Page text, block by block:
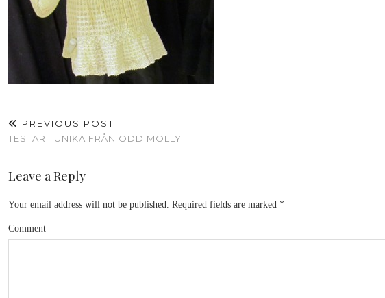
PREVIOUS POST
TESTAR TUNIKA FRÅN ODD MOLLY
Leave a Reply
Your email address will not be published. Required fields are marked *
Comment